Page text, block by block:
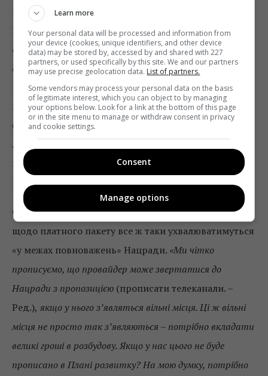
пункт 3.19 у старому формулюванні, де були
прописано, що«розгляд Нацрадою заяви про платний
пакет ефірної цифри відбуватиметься в межах її
повноважень». Але поправка не набирає потрібних
голосів – «за» крім Черниша та Герасим’юк голосує
ще Валентин Коваль. Проти – четверо інших членів
(для результативного голосування потрібно п’ять).
Але, на думку Фещук, поправка все-таки відхилена,
п’ять голосів потрібно для того, щоб вважати
результативним загальне голосування.
Олександр Ільяшенко акцентує на тому, що рішення
щодо платного пакету все ж таки ухвалюватимуться
«у межах повноважень» Нацради. «Ми чітко
прописуємо, що провайдер може звертатися до
Нацради з пропозицією (прописати телеканали. –
Ред.), якщо у нього з’являться вільні місця. Ці ж вільні
місця не просто так з’являються – потрібно вкладати
великі гроші в розбудову. Якщо у нас цього не буде
прописано в Плані розвитку? На мою думку, потрібно
Learn more
Your personal data will be processed and information from
your device (cookies, unique identifiers, and other device
data) may be stored by, accessed by and shared with 227
partners, or used specifically by this site. We and our partners
may use precise geolocation data. List of partners.
Some vendors may process your personal data on the basis
of legitimate interest, which you can object to by managing
your options below. Look for a link at the bottom of this page
or in the site menu to manage or withdraw consent in privacy
and cookie settings.
Consent
Manage options